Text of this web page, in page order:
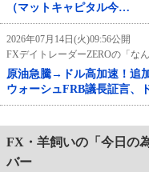
（マットキャピタル今…
2026年07月14日(火)09:56公開
FXデイトレーダーZEROの「な
原油急騰→ドル高加速！追
ウォーシュFRB議長証言、
FX・羊飼いの「今日の
バー